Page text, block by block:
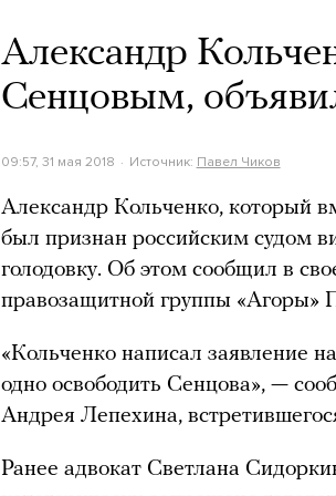
Александр
Сенцовым,
09:57, 31 мая 2018 Источник: Павел Чиков
Александр Кольченко, который
был признан российским судом
голодовку. Об этом сообщил в
правозащитной группы «Агоры»
«Кольченко написал заявление
одно освободить Сенцова», —
Андрея Лепехина,
Ранее адвокат Светлана